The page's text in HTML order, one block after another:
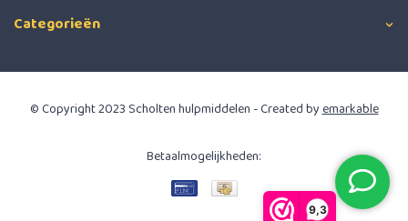
9,3
Categorieën
© Copyright 2023 Scholten hulpmiddelen - Created byemarkable
Betaalmogelijkheden: